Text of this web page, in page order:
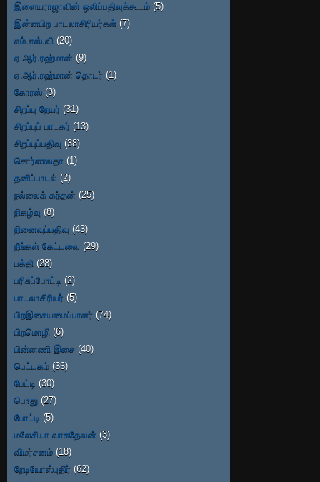
இளையராஜாவின் ஒலிப்பதிவுக்கூடம் (5)
இன்னபிற பாடலாசிரியர்கள் (7)
எம்.எஸ்.வி (20)
ஏ.ஆர்.ரஹ்மான் (9)
ஏ.ஆர்.ரஹ்மான் தொடர் (1)
கோரஸ் (3)
சிறப்பு நேயர் (31)
சிறப்புப் பாடகர் (13)
சிறப்புப்பதிவு (38)
சொர்ணலதா (1)
தனிப்பாடல் (2)
நல்லைக் கந்தன் (25)
நிகழ்வு (8)
நினைவுப்பதிவு (43)
நீங்கள் கேட்டவை (29)
பக்தி (28)
பரிசுப்போட்டி (2)
பாடலாசிரியர் (5)
பிறஇசையமைப்பாளர் (74)
பிறமொழி (6)
பின்னணி இசை (40)
பெட்டகம் (36)
பேட்டி (30)
பொது (27)
போட்டி (5)
மலேசியா வாசுதேவன் (3)
விமர்சனம் (18)
றேடியோஸ்புதிர் (62)